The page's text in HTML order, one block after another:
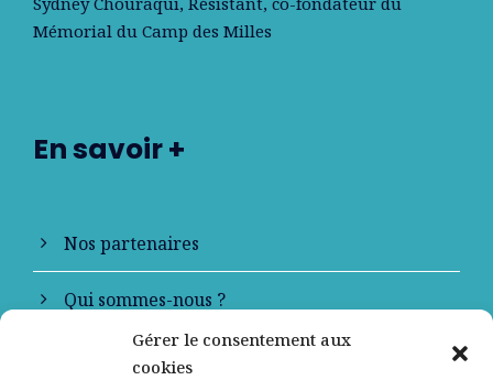
Gérer le consentement aux
cookies
Mémorial du Camp des Milles
En savoir +
Nos partenaires
Qui sommes-nous ?
Contactez-nous